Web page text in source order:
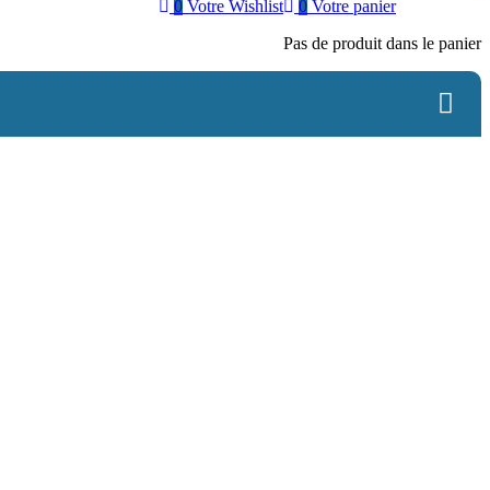
0 Votre panier
Pas de produit dans le panier
0 Votre Wishlist